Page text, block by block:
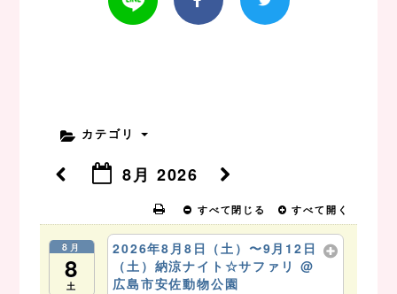
カテゴリ
8月 2026
すべて閉じる すべて開く
8月
8
土
2026年8月8日（土）〜9月12日
（土）納涼ナイト☆サファリ @
広島市安佐動物公園